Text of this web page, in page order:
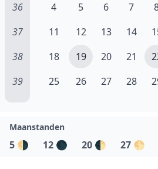
36
4 5 6 7
37
11 12 13 14
38
18 19 20 21
39
25 26 27 28
Maanstanden
5 🌗 12 🌑 20 🌓 27 🌕